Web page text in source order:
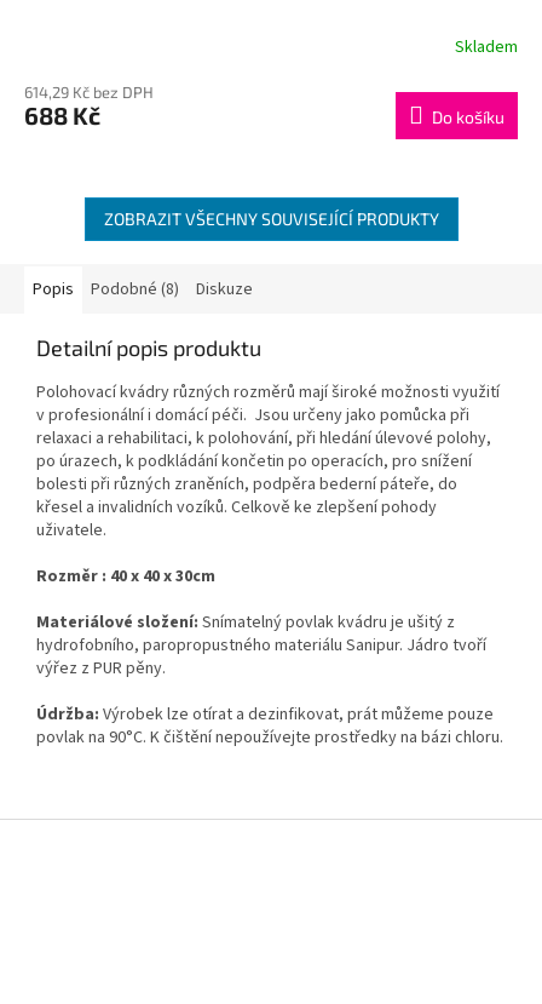
Skladem
614,29 Kč bez DPH
688 Kč Do košíku
ZOBRAZIT VŠECHNY SOUVISEJÍCÍ PRODUKTY
Popis Podobné (8) Diskuze
Detailní popis produktu
Polohovací kvádry různých rozměrů mají široké možnosti využití
v profesionální i domácí péči. Jsou určeny jako pomůcka při
relaxaci a rehabilitaci, k polohování, při hledání úlevové polohy,
po úrazech, k podkládání končetin po operacích, pro snížení
bolesti při různých zraněních, podpěra bederní páteře, do
křesel a invalidních vozíků. Celkově ke zlepšení pohody
uživatele.
Rozměr : 40 x 40 x 30cm
Materiálové složení: Snímatelný povlak kvádru je ušitý z
hydrofobního, paropropustného materiálu Sanipur. Jádro tvoří
výřez z PUR pěny.
Údržba: Výrobek lze otírat a dezinfikovat, prát můžeme pouze
povlak na 90°C. K čištění nepoužívejte prostředky na bázi chloru.